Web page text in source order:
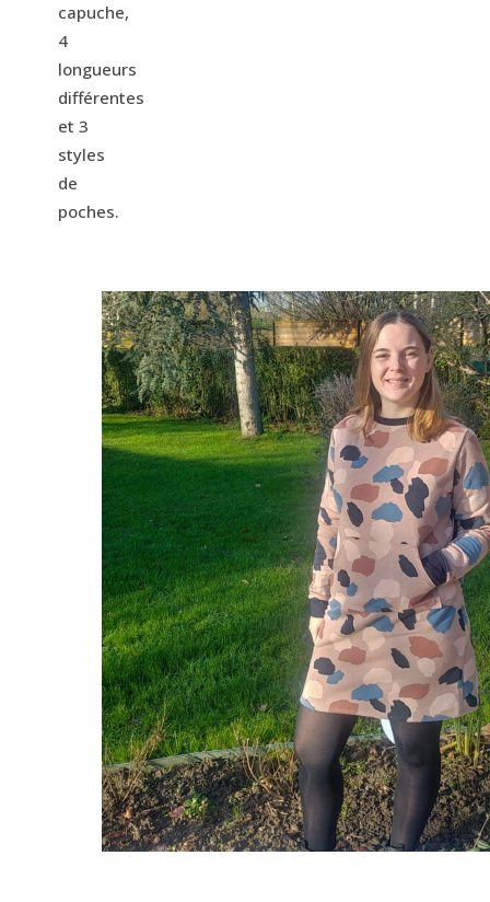
capuche,
4
longueurs
différentes
et 3
styles
de
poches.